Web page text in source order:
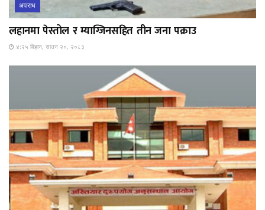
अपराध
लहानमा पेस्तोल र म्याग्जिनसहित तीन जना पक्राउ
४:२५ बिहान, साउन २०, २०८३